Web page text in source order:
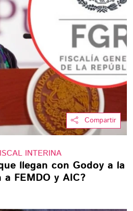
Compartir
INTERINA
llegan con Godoy a la
a FEMDO y AIC?